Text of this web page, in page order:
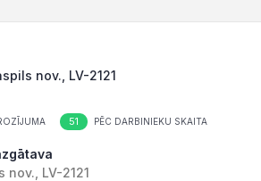
nov., LV-2121
51 PĒC DARBINIEKU SKAITA
LV-2121